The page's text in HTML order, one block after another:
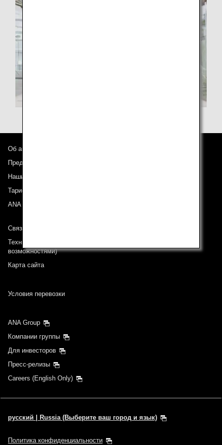
Об авиакомпании ANA
Предложения и объявления
Наши направления
Тариф ANA Experience
ANA Mileage Club
Связь с ANA
Техническая поддержка (Для клиентов с ограниченными
возможностями)
Карта сайта
Условия перевозки
ANA Group
Компании группы
Для инвесторов
Пресс-релизы
Careers (English Only)
русский | Russia (Выберите ваш город и язык)
Политика конфиденциальности